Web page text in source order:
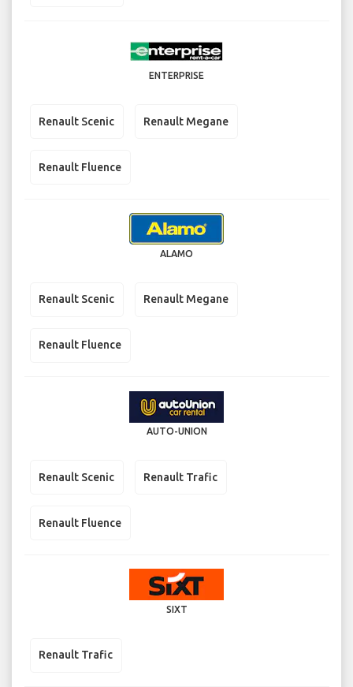
ENTERPRISE
Renault Scenic Renault Megane
Renault Fluence
ALAMO
Renault Scenic Renault Megane
Renault Fluence
AUTO-UNION
Renault Scenic Renault Trafic
Renault Fluence
SIXT
Renault Trafic